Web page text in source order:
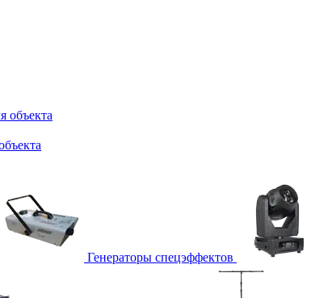
объекта
Генераторы спецэффектов